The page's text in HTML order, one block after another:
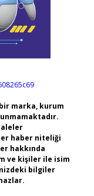
marka, kurum
haber niteliği
hakkında
ve kişiler ile isim
bilgiler